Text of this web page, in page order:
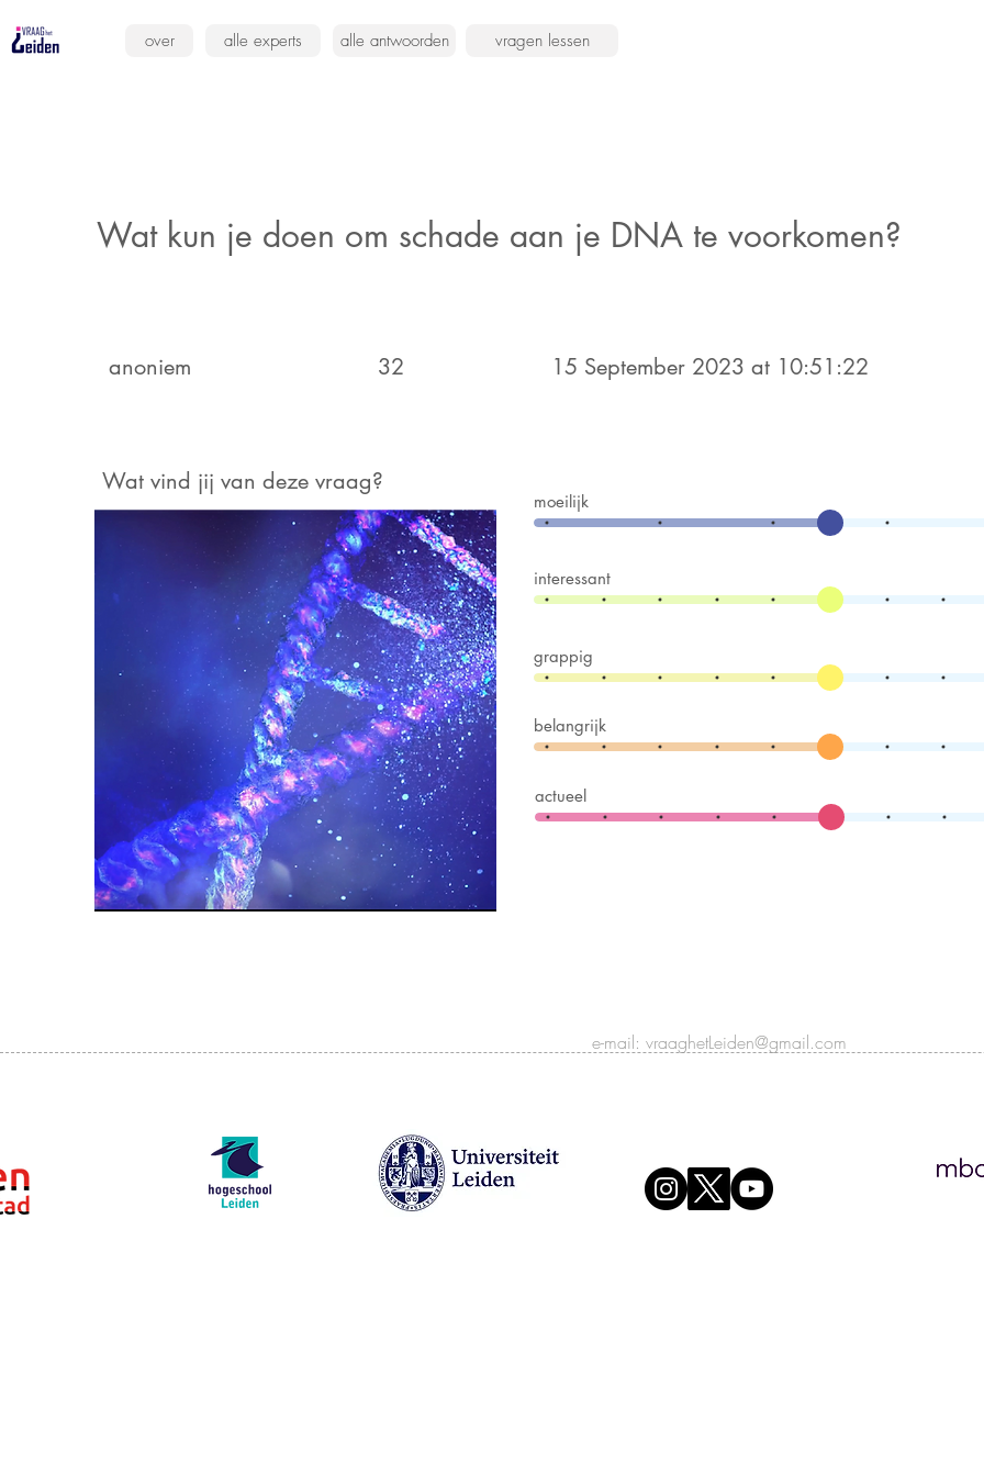
over alle experts alle antwoorden vragen lessen
Wat kun je doen om schade aan je DNA te voorkomen?
anoniem 32 15 September 2023 at 10:51:22
Wat vind jij van deze vraag?
moeilijk
interessant
grappig
belangrijk
actueel
e-mail: vraaghetLeiden@gmail.com